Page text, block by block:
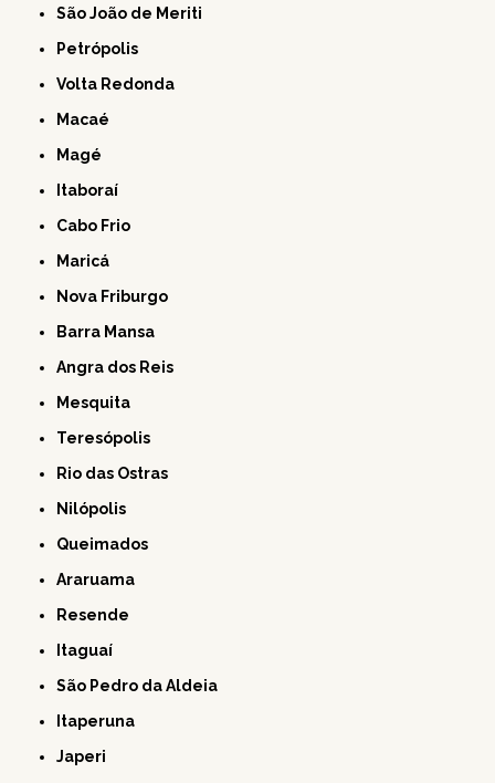
São João de Meriti
Petrópolis
Volta Redonda
Macaé
Magé
Itaboraí
Cabo Frio
Maricá
Nova Friburgo
Barra Mansa
Angra dos Reis
Mesquita
Teresópolis
Rio das Ostras
Nilópolis
Queimados
Araruama
Resende
Itaguaí
São Pedro da Aldeia
Itaperuna
Japeri